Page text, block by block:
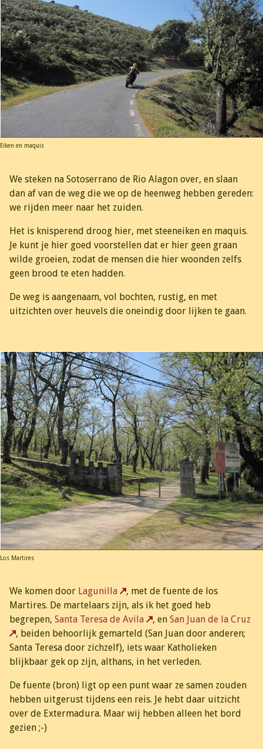
Eiken en maquis
We steken na Sotoserrano de Rio Alagon over, en slaan
dan af van de weg die we op de heenweg hebben gereden:
we rijden meer naar het zuiden.
Het is knisperend droog hier, met steeneiken en maquis.
Je kunt je hier goed voorstellen dat er hier geen graan
wilde groeien, zodat de mensen die hier woonden zelfs
geen brood te eten hadden.
De weg is aangenaam, vol bochten, rustig, en met
uitzichten over heuvels die oneindig door lijken te gaan.
Los Martires
We komen door Lagunilla
, met de fuente de los
Martires. De martelaars zijn, als ik het goed heb
begrepen, Santa Teresa de Avila , en San Juan de la Cruz
, beiden behoorlijk gemarteld (San Juan door anderen;
Santa Teresa door zichzelf), iets waar Katholieken
blijkbaar gek op zijn, althans, in het verleden.
De fuente (bron) ligt op een punt waar ze samen zouden
hebben uitgerust tijdens een reis. Je hebt daar uitzicht
over de Extermadura. Maar wij hebben alleen het bord
gezien ;-)